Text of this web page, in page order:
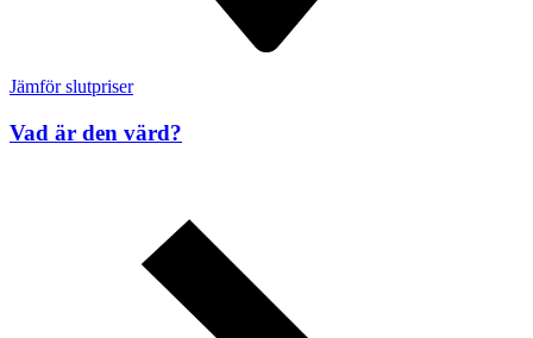
Jämför slutpriser
Vad är den värd?